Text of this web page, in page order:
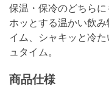
保温・保冷のどちらに
ホッとする温かい飲
イム、シャキッと冷
ュタイム。
商品仕様